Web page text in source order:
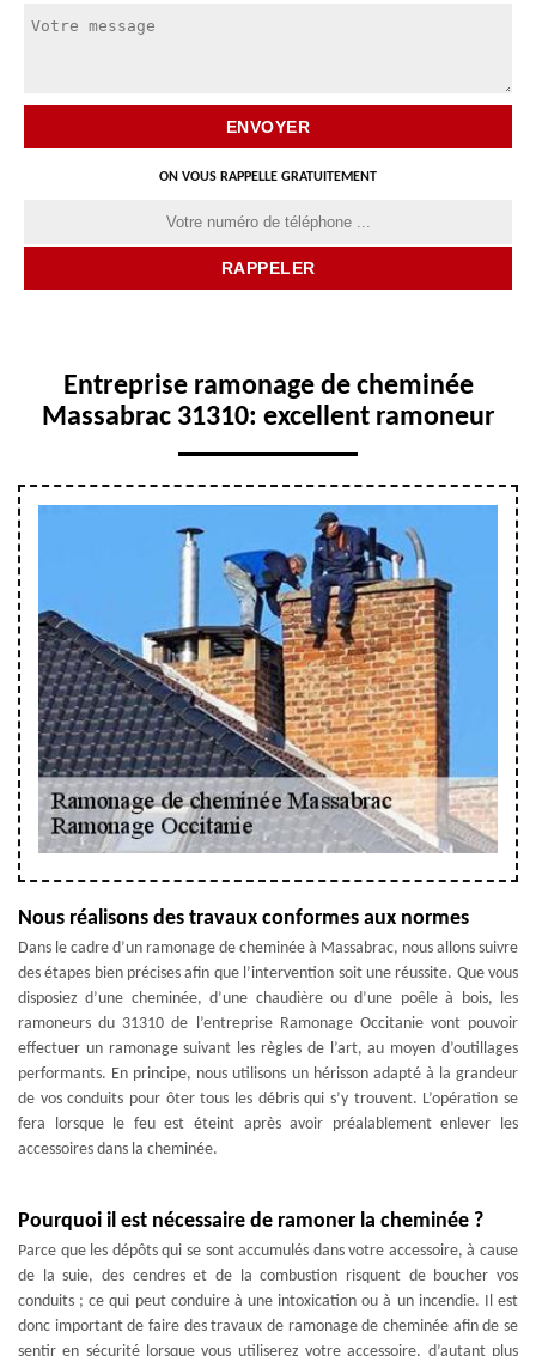
ON VOUS RAPPELLE GRATUITEMENT
Entreprise ramonage de cheminée
Massabrac 31310: excellent ramoneur
Nous réalisons des travaux conformes aux normes
Dans le cadre d’un ramonage de cheminée à Massabrac, nous allons suivre
des étapes bien précises afin que l’intervention soit une réussite. Que vous
disposiez d’une cheminée, d’une chaudière ou d’une poêle à bois, les
ramoneurs du 31310 de l’entreprise Ramonage Occitanie vont pouvoir
effectuer un ramonage suivant les règles de l’art, au moyen d’outillages
performants. En principe, nous utilisons un hérisson adapté à la grandeur
de vos conduits pour ôter tous les débris qui s’y trouvent. L’opération se
fera lorsque le feu est éteint après avoir préalablement enlever les
accessoires dans la cheminée.
Pourquoi il est nécessaire de ramoner la cheminée ?
Parce que les dépôts qui se sont accumulés dans votre accessoire, à cause
de la suie, des cendres et de la combustion risquent de boucher vos
conduits ; ce qui peut conduire à une intoxication ou à un incendie. Il est
donc important de faire des travaux de ramonage de cheminée afin de se
sentir en sécurité lorsque vous utiliserez votre accessoire, d’autant plus